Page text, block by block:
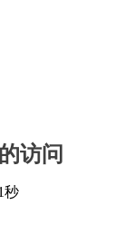
访问
秒